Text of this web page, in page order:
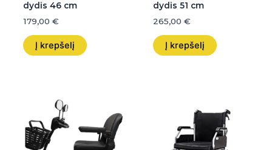
dydis 46 cm
179,00 €
Į krepšelį
dydis 51 cm
265,00 €
Į krepšelį